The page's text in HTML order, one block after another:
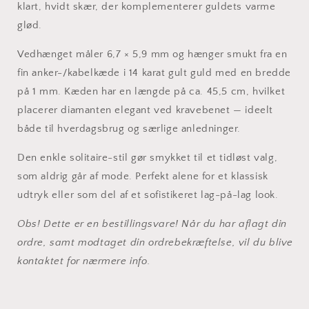
klart, hvidt skær, der komplementerer guldets varme
glød.
Vedhænget måler 6,7 × 5,9 mm og hænger smukt fra en
fin anker-/kabelkæde i 14 karat gult guld med en bredde
på 1 mm. Kæden har en længde på ca. 45,5 cm, hvilket
placerer diamanten elegant ved kravebenet — ideelt
både til hverdagsbrug og særlige anledninger.
Den enkle solitaire-stil gør smykket til et tidløst valg,
som aldrig går af mode. Perfekt alene for et klassisk
udtryk eller som del af et sofistikeret lag-på-lag look.
Obs! Dette er en bestillingsvare! Når du har aflagt din
ordre, samt modtaget din ordrebekræftelse, vil du blive
kontaktet for nærmere info.